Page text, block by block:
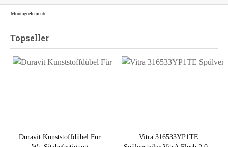
Montageelemente
Topseller
Duravit Kunststoffdübel Für
Vitra 316533YP1TE